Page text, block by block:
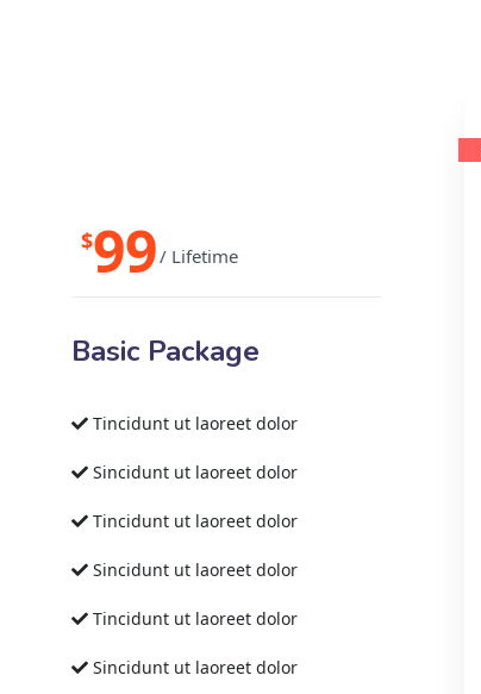
$99/ Lifetime
Basic Package
Tincidunt ut laoreet dolor
Sincidunt ut laoreet dolor
Tincidunt ut laoreet dolor
Sincidunt ut laoreet dolor
Tincidunt ut laoreet dolor
Sincidunt ut laoreet dolor